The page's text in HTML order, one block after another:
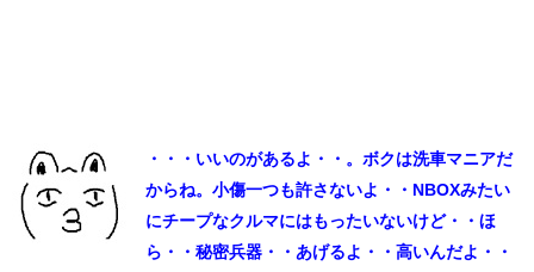
・・・いいのがあるよ・・。ボクは洗車マニアだ
からね。小傷一つも許さないよ・・NBOXみたい
にチープなクルマにはもったいないけど・・ほ
ら・・秘密兵器・・あげるよ・・高いんだよ・・